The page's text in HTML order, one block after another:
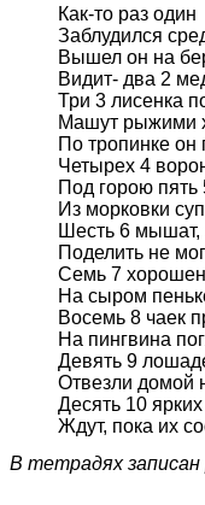
Как-то раз один
Заблудился
Вышел он на
Видит- два 2
Три 3 лисенка
Машут рыжими
По тропинке он
Четырех 4 ворон
Под горою пять 5
Из морковки суп
Шесть 6 мышат,
Поделить не
Семь 7
На сыром пеньке
Восемь 8 чаек
На пингвина
Девять 9
Отвезли домой
Десять 10 ярких
Ждут, пока их
В тетрадях записан